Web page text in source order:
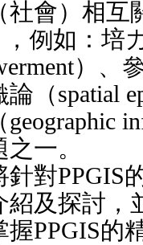
社會）相互
，例如：培
）、
論（spatial
一。
針對PPGIS
紹及探討，
握PPGIS的